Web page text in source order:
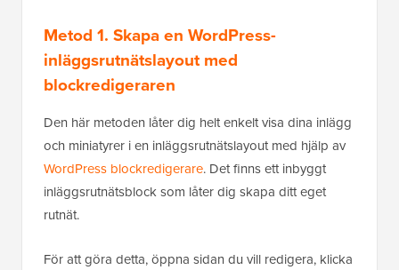
Metod 1. Skapa en WordPress-
inläggsrutnätslayout med
blockredigeraren
Den här metoden låter dig helt enkelt visa dina inlägg
och miniatyrer i en inläggsrutnätslayout med hjälp av
WordPress blockredigerare. Det finns ett inbyggt
inläggsrutnätsblock som låter dig skapa ditt eget
rutnät.
För att göra detta, öppna sidan du vill redigera, klicka